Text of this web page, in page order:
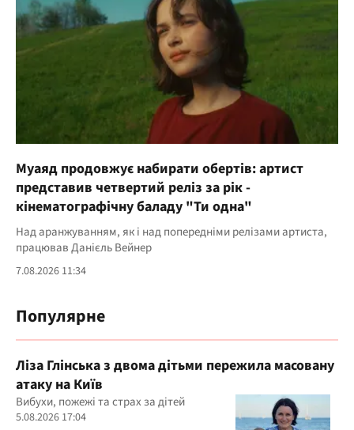
Муаяд продовжує набирати обертів: артист
представив четвертий реліз за рік -
кінематографічну баладу "Ти одна"
Над аранжуванням, як і над попередніми релізами артиста,
працював Данієль Вейнер
7.08.2026 11:34
Популярне
Ліза Глінська з двома дітьми пережила масовану
атаку на Київ
Вибухи, пожежі та страх за дітей
5.08.2026 17:04